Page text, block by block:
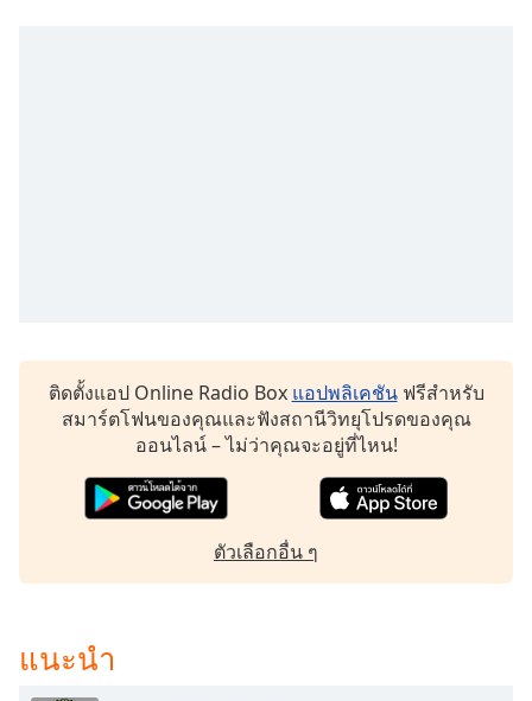
and
window.
Opacity
Text
Background
ติดตั้งแอป Online Radio Box แอปพลิเคชันฟรีสำหรับ
สมาร์ตโฟนของคุณและฟังสถานีวิทยุโปรดของคุณ
ออนไลน์ – ไม่ว่าคุณจะอยู่ที่ไหน!
ตัวเลือกอื่น ๆ
แนะนำ